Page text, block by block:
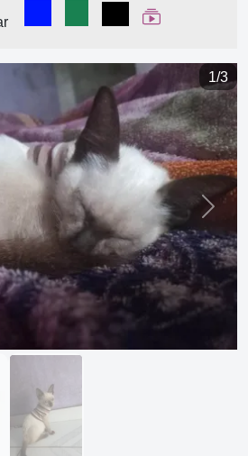
Compartilhar no Facebook
Compartilhar no
Compartilhar
Ver Web Story
1/3
Next